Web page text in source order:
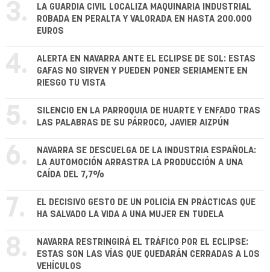
3.
LA GUARDIA CIVIL LOCALIZA MAQUINARIA INDUSTRIAL
ROBADA EN PERALTA Y VALORADA EN HASTA 200.000
EUROS
4.
ALERTA EN NAVARRA ANTE EL ECLIPSE DE SOL: ESTAS
GAFAS NO SIRVEN Y PUEDEN PONER SERIAMENTE EN
RIESGO TU VISTA
5.
SILENCIO EN LA PARROQUIA DE HUARTE Y ENFADO TRAS
LAS PALABRAS DE SU PÁRROCO, JAVIER AIZPÚN
6.
NAVARRA SE DESCUELGA DE LA INDUSTRIA ESPAÑOLA:
LA AUTOMOCIÓN ARRASTRA LA PRODUCCIÓN A UNA
CAÍDA DEL 7,7%
7.
EL DECISIVO GESTO DE UN POLICÍA EN PRÁCTICAS QUE
HA SALVADO LA VIDA A UNA MUJER EN TUDELA
8.
NAVARRA RESTRINGIRÁ EL TRÁFICO POR EL ECLIPSE:
ESTAS SON LAS VÍAS QUE QUEDARÁN CERRADAS A LOS
VEHÍCULOS